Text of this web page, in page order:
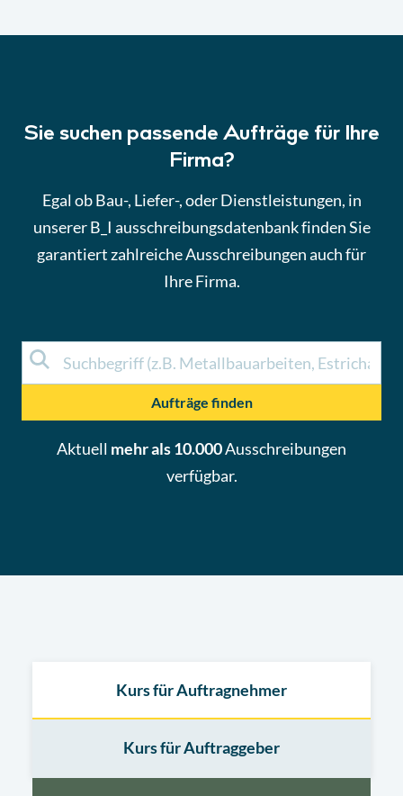
Sie suchen passende Aufträge für Ihre
Firma?
Egal ob Bau-, Liefer-, oder Dienstleistungen, in
unserer B_I ausschreibungsdatenbank finden Sie
garantiert zahlreiche Ausschreibungen auch für
Ihre Firma.
Aufträge finden
Aktuell mehr als 10.000Ausschreibungen
verfügbar.
Kurs für Auftragnehmer
Kurs für Auftraggeber